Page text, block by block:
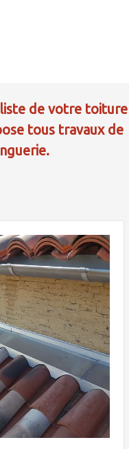
de votre toiture
tous travaux de